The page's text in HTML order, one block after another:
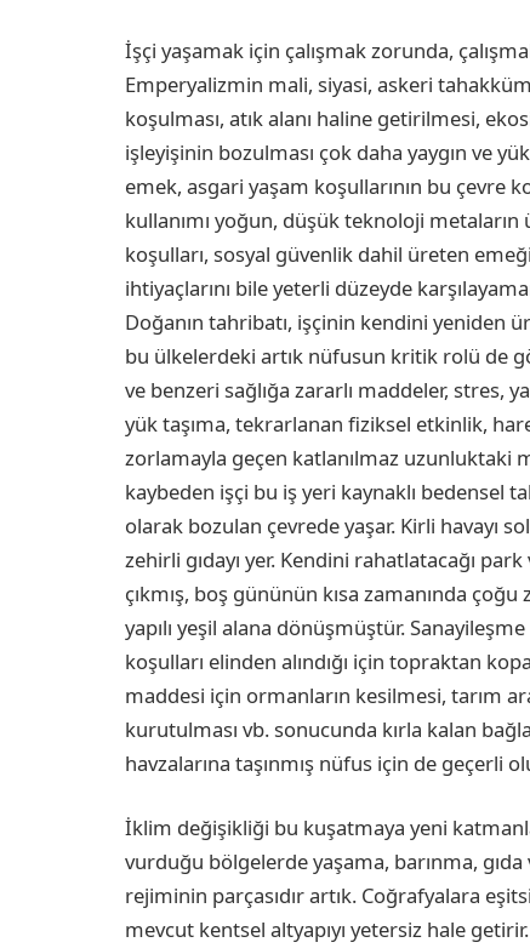
İşçi yaşamak için çalışmak zorunda,
Emperyalizmin mali, siyasi, askeri
koşulması, atık alanı haline getirilmesi,
işleyişinin bozulması çok daha yaygın ve
emek, asgari yaşam koşullarının bu çevre
kullanımı yoğun, düşük teknoloji metaların
koşulları, sosyal güvenlik dahil üreten
ihtiyaçlarını bile yeterli düzeyde
Doğanın tahribatı, işçinin kendini yeniden
bu ülkelerdeki artık nüfusun kritik rolü de
ve benzeri sağlığa zararlı maddeler, stres,
yük taşıma, tekrarlanan fiziksel etkinlik,
zorlamayla geçen katlanılmaz uzunluktaki
kaybeden işçi bu iş yeri kaynaklı bedensel
olarak bozulan çevrede yaşar. Kirli havayı
zehirli gıdayı yer. Kendini rahatlatacağı
çıkmış, boş gününün kısa zamanında
yapılı yeşil alana dönüşmüştür.
koşulları elinden alındığı için topraktan
maddesi için ormanların kesilmesi, tarım
kurutulması vb. sonucunda kırla kalan
havzalarına taşınmış nüfus için de geçerli
İklim değişikliği bu kuşatmaya yeni
vurduğu bölgelerde yaşama, barınma,
rejiminin parçasıdır artık. Coğrafyalara
mevcut kentsel altyapıyı yetersiz hale